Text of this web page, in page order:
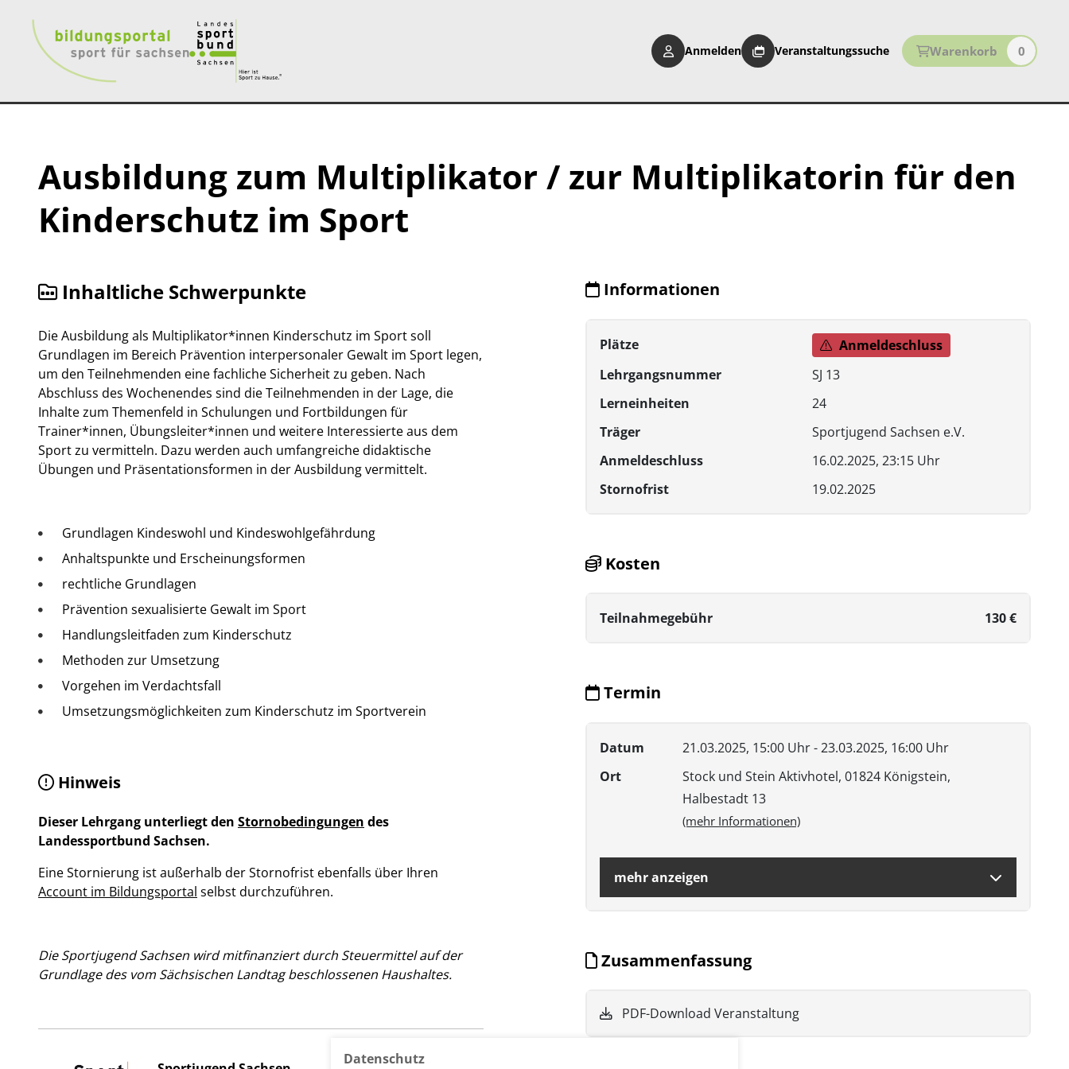
Anmelden Veranstaltungssuche Warenkorb 0
Ausbildung zum Multiplikator / zur Multiplikatorin für den
Kinderschutz im Sport
Inhaltliche Schwerpunkte
Die Ausbildung als Multiplikator*innen Kinderschutz im Sport soll
Grundlagen im Bereich Prävention interpersonaler Gewalt im Sport legen,
um den Teilnehmenden eine fachliche Sicherheit zu geben. Nach
Abschluss des Wochenendes sind die Teilnehmenden in der Lage, die
Inhalte zum Themenfeld in Schulungen und Fortbildungen für
Trainer*innen, Übungsleiter*innen und weitere Interessierte aus dem
Sport zu vermitteln. Dazu werden auch umfangreiche didaktische
Übungen und Präsentationsformen in der Ausbildung vermittelt.
Grundlagen Kindeswohl und Kindeswohlgefährdung
Anhaltspunkte und Erscheinungsformen
rechtliche Grundlagen
Prävention sexualisierte Gewalt im Sport
Handlungsleitfaden zum Kinderschutz
Methoden zur Umsetzung
Vorgehen im Verdachtsfall
Umsetzungsmöglichkeiten zum Kinderschutz im Sportverein
Hinweis
Dieser Lehrgang unterliegt den Stornobedingungen des
Landessportbund Sachsen.
Eine Stornierung ist außerhalb der Stornofrist ebenfalls über Ihren
Account im Bildungsportal selbst durchzuführen.
Die Sportjugend Sachsen wird mitfinanziert durch Steuermittel auf der
Grundlage des vom Sächsischen Landtag beschlossenen Haushaltes.
Informationen
Plätze
Anmeldeschluss
Lehrgangsnummer
SJ 13
Lerneinheiten
24
Träger
Sportjugend Sachsen e.V.
Anmeldeschluss
16.02.2025, 23:15 Uhr
Stornofrist
19.02.2025
Kosten
Teilnahmegebühr 130 €
Termin
Datum
21.03.2025, 15:00 Uhr - 23.03.2025, 16:00 Uhr
Ort
Stock und Stein Aktivhotel, 01824 Königstein,
Halbestadt 13
(mehr Informationen)
mehr anzeigen
Zusammenfassung
PDF-Download Veranstaltung
Datenschutz
speichern & schließen